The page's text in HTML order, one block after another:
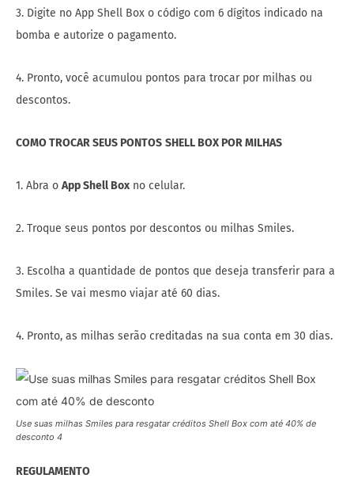
3. Digite no App Shell Box o código com 6 dígitos indicado na
bomba e autorize o pagamento.
4. Pronto, você acumulou pontos para trocar por milhas ou
descontos.
COMO TROCAR SEUS PONTOS SHELL BOX POR MILHAS
1. Abra o App Shell Box no celular.
2. Troque seus pontos por descontos ou milhas Smiles.
3. Escolha a quantidade de pontos que deseja transferir para a
Smiles. Se vai mesmo viajar até 60 dias.
4. Pronto, as milhas serão creditadas na sua conta em 30 dias.
Use suas milhas Smiles para resgatar créditos Shell Box com até 40% de
desconto 4
REGULAMENTO